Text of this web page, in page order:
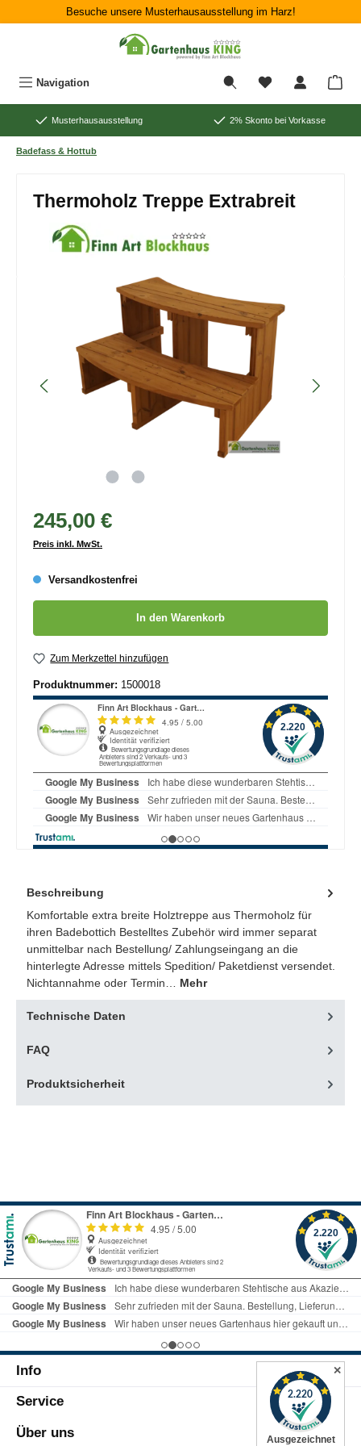
Zum Hauptinhalt springenBesuche unsere Musterhausausstellung im Harz!
Navigation
Musterhausausstellung 2% Skonto bei Vorkasse
Badefass & Hottub
Thermoholz Treppe Extrabreit
Bildergalerie überspringen
245,00 €
Preis inkl. MwSt.
Versandkostenfrei
In den Warenkorb
Zum Merkzettel hinzufügen
Produktnummer: 1500018
Beschreibung
Komfortable extra breite Holztreppe aus Thermoholz für
ihren Badebottich Bestelltes Zubehör wird immer separat
unmittelbar nach Bestellung/ Zahlungseingang an die
hinterlegte Adresse mittels Spedition/ Paketdienst versendet.
Nichtannahme oder Termin… Mehr
Technische Daten
FAQ
Produktsicherheit
Info
Service
Über uns
✕